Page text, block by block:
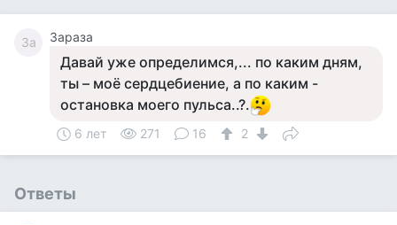
За Зараза
Давай уже определимся,... по каким дням,
ты – моё сердцебиение, а по каким -
остановка моего пульса..?.
6 лет 271 16 2
Ответы